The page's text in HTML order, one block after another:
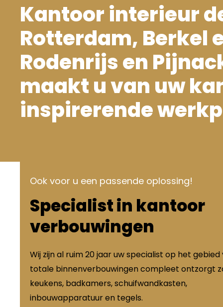
Kantoor interieur
Rotterdam, Berkel
Rodenrijs en
maakt u van uw
inspirerende
Ook voor u een passende oplossing!
Specialist in kantoor
verbouwingen
Wij zijn al ruim 20 jaar uw specialist op het gebied
totale binnenverbouwingen compleet ontzorgt
keukens, badkamers, schuifwandkasten,
inbouwapparatuur en tegels.